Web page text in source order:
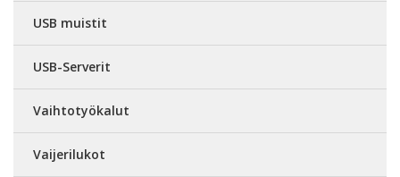
USB muistit
USB-Serverit
Vaihtotyökalut
Vaijerilukot